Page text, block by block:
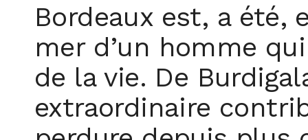
Bordeaux est, a été,
mer d’un homme
de la vie. De
extraordinaire